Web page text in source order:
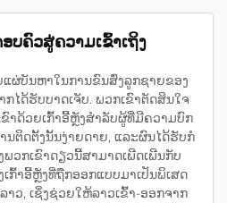
ບຄົວສູ່ຄວາມເຂົ້າເຖິງ
ແຜ່ບັນຫາໃນການຂົນສົ່ງລູກຊາຍຂອງ
ກໄດ້ຮັບບາດເຈັບ. ພວກເຂົາຕັດສິນໃຈ
າດ້ວຍເກົ້າອີ້ຫຼັງສຳລັບຜູ້ທີ່ມີຄວາມບົກ
ນຕິດຕັ້ງນັ້ນງ່າຍດາຍ, ແລະຜົນໄດ້ຮັບກໍ
ວກເຂົາດຽວນີ້ສາມາດເພີດເພີນກັບ
ກົ້າອີ້ຫຼັງທີ່ຖືກອອກແບບມາເປັນພິເສດ
ວ, ເຊິ່ງຊ່ວຍໃຫ້ລາວເຂົ້າ-ອອກຈາກ